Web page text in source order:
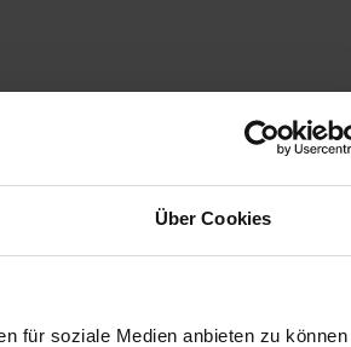
Über Cookies
für soziale Medien anbieten zu können